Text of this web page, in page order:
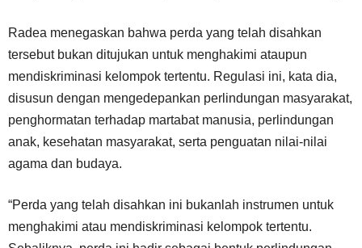
Radea menegaskan bahwa perda yang telah disahkan
tersebut bukan ditujukan untuk menghakimi ataupun
mendiskriminasi kelompok tertentu. Regulasi ini, kata dia,
disusun dengan mengedepankan perlindungan masyarakat,
penghormatan terhadap martabat manusia, perlindungan
anak, kesehatan masyarakat, serta penguatan nilai-nilai
agama dan budaya.
“Perda yang telah disahkan ini bukanlah instrumen untuk
menghakimi atau mendiskriminasi kelompok tertentu.